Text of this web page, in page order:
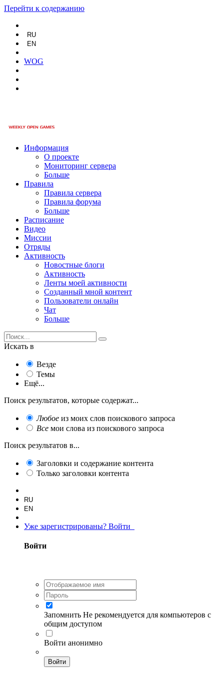
Перейти к содержанию
RU
EN
WOG
Информация
О проекте
Мониторинг сервера
Больше
Правила
Правила сервера
Правила форума
Больше
Расписание
Видео
Миссии
Отряды
Активность
Новостные блоги
Активность
Ленты моей активности
Созданный мной контент
Пользователи онлайн
Чат
Больше
Искать в
Везде
Темы
Ещё...
Поиск результатов, которые содержат...
Любое из моих слов поискового запроса
Все мои слова из поискового запроса
Поиск результатов в...
Заголовки и содержание контента
Только заголовки контента
RU
EN
Уже зарегистрированы? Войти
Войти
Запомнить Не рекомендуется для компьютеров с
общим доступом
Войти анонимно
Войти